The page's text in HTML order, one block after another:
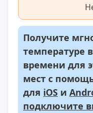
Получите
температуре
времени для
мест с
для iOS и
подключите